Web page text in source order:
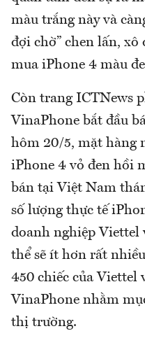
màu trắng này và
đợi chờ” chen lấn,
mua iPhone 4 màu
Còn trang ICTNews
VinaPhone bắt đầu
hôm 20/5, mặt hàng
iPhone 4 vỏ đen hồi
bán tại Việt Nam
số lượng thực tế
doanh nghiệp Viettel
thể sẽ ít hơn rất
450 chiếc của Viettel
VinaPhone nhằm
thị trường.